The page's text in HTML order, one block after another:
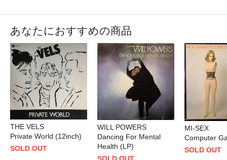
あなたにおすすめの商品
THE VELS
Private World (12inch)
SOLD OUT
WILL POWERS
Dancing For Mental
Health (LP)
MI-SEX
Computer
SOLD OUT